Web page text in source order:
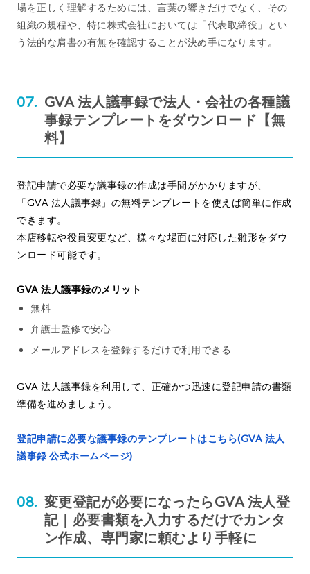
場を正しく理解するためには、言葉の響きだけでなく、その
組織の規程や、特に株式会社においては「代表取締役」とい
う法的な肩書の有無を確認することが決め手になります。
GVA 法人議事録で法人・会社の各種議
事録テンプレートをダウンロード【無
料】
登記申請で必要な議事録の作成は手間がかかりますが、
「GVA 法人議事録」の無料テンプレートを使えば簡単に作成
できます。
本店移転や役員変更など、様々な場面に対応した雛形をダウ
ンロード可能です。
GVA 法人議事録のメリット
無料
弁護士監修で安心
メールアドレスを登録するだけで利用できる
GVA 法人議事録を利用して、正確かつ迅速に登記申請の書類
準備を進めましょう。
登記申請に必要な議事録のテンプレートはこちら(GVA 法人
議事録 公式ホームページ)
変更登記が必要になったらGVA 法人登
記｜必要書類を入力するだけでカンタ
ン作成、専門家に頼むより手軽に